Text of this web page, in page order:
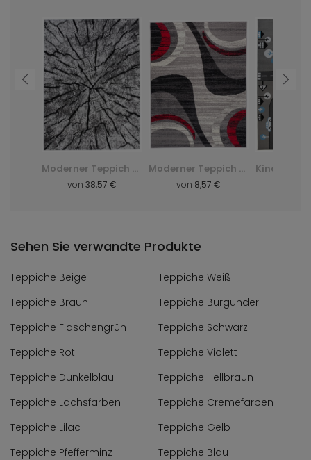
Moderner Teppich Q710A Luxury Pp Esm - weiß, biały
von 38,57 €
Moderner Teppich F844B Cheap Pp Crm - grau, szary
von 8,57 €
Sehen Sie verwandte Produkte
Teppiche Beige
Teppiche Weiß
Teppiche Braun
Teppiche Burgunder
Teppiche Flaschengrün
Teppiche Schwarz
Teppiche Rot
Teppiche Violett
Teppiche Dunkelblau
Teppiche Hellbraun
Teppiche Lachsfarben
Teppiche Cremefarben
Teppiche Lilac
Teppiche Gelb
Teppiche Pfefferminz
Teppiche Blau